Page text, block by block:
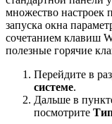
множество настроек
запуска окна
сочетанием клавиш
полезные горячие
Перейдите в
системе.
Дальше в
посмотрите